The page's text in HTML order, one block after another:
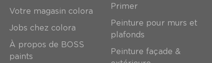
Votre magasin colora
Jobs chez colora
À propos de BOSS
paints
Primer
Peinture pour murs et
plafonds
Peinture façade &